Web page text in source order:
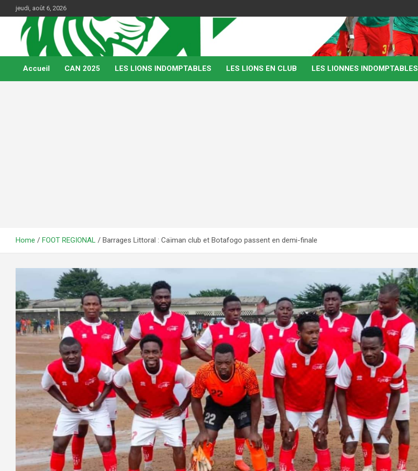
to
content
jeudi, août 6, 2026
Kamerfoot
Web Magazine du football camerounais
Accueil CAN 2025 LES LIONS INDOMPTABLES LES LIONS EN CLUB LES LIONNES INDOMPTABLES
Home FOOT REGIONAL Barrages Littoral : Caïman club et Botafogo passent en demi-finale